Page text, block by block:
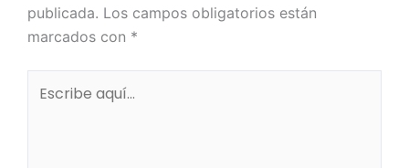
publicada. Los campos obligatorios están
marcados con *